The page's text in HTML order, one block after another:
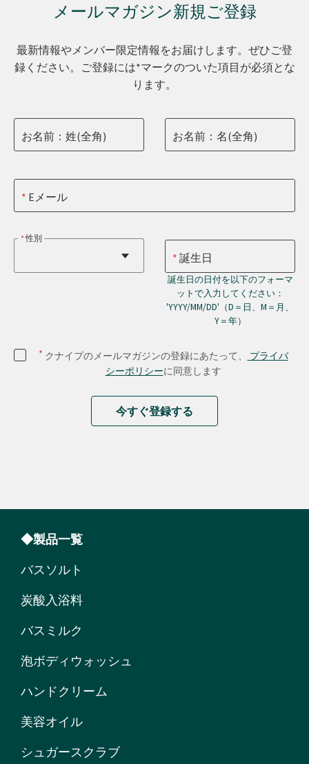
メールマガジン新規ご登録
最新情報やメンバー限定情報をお届けします。ぜひご登
録ください。ご登録には*マークのついた項目が必須とな
ります。
お名前：姓(全角) お名前：名(全角)
Eメール
性別
誕生日
誕生日の日付を以下のフォーマ
ットで入力してください：
'YYYY/MM/DD'（D＝日、M＝月、
Y＝年）
* クナイプのメールマガジンの登録にあたって、
プライバ
シーポリシーに同意します
今すぐ登録する
◆製品一覧
バスソルト
炭酸入浴料
バスミルク
泡ボディウォッシュ
ハンドクリーム
美容オイル
シュガースクラブ